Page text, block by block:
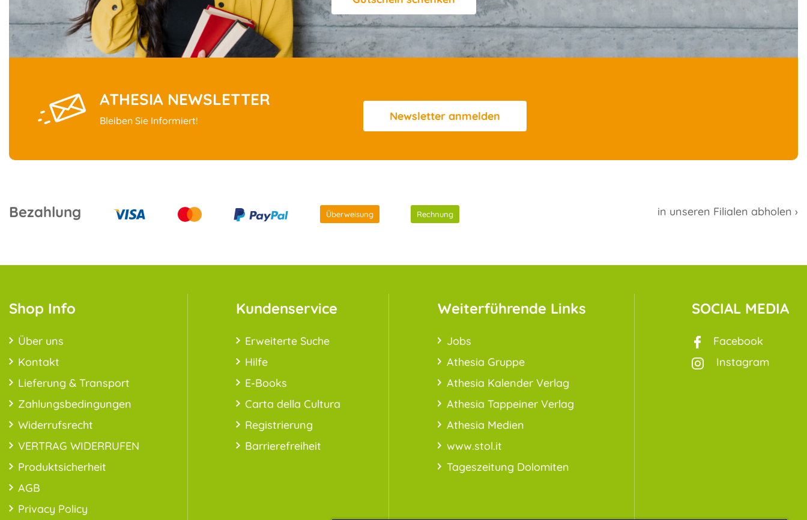
ATHESIA NEWSLETTER
Bleiben Sie Informiert! Newsletter anmelden
Bezahlung Überweisung Rechnung in unseren Filialen abholen ›
Shop Info
Über uns
Kontakt
Lieferung & Transport
Zahlungsbedingungen
Widerrufsrecht
VERTRAG WIDERRUFEN
Produktsicherheit
AGB
Privacy Policy
Kundenservice
Erweiterte Suche
Hilfe
E-Books
Carta della Cultura
Registrierung
Barrierefreiheit
Weiterführende Links
Jobs
Athesia Gruppe
Athesia Kalender Verlag
Athesia Tappeiner Verlag
Athesia Medien
www.stol.it
Tageszeitung Dolomiten
SOCIAL MEDIA
Facebook
Instagram